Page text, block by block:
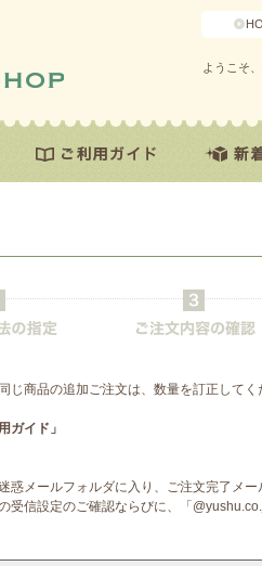
ようこそ、
商品の追加ご注文は、数量を訂正してく
ガイド」
メールフォルダに入り、ご注文完了メ
信設定のご確認ならびに、「